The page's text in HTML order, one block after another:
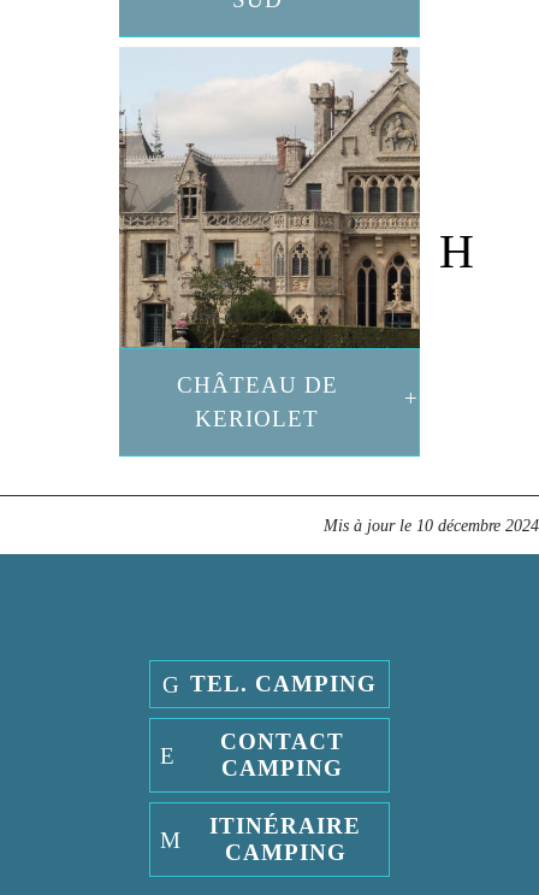
CHÂTEAU DE
KERIOLET
Mis à jour le 10 décembre 2024
TEL. CAMPING
CONTACT
CAMPING
ITINÉRAIRE
CAMPING